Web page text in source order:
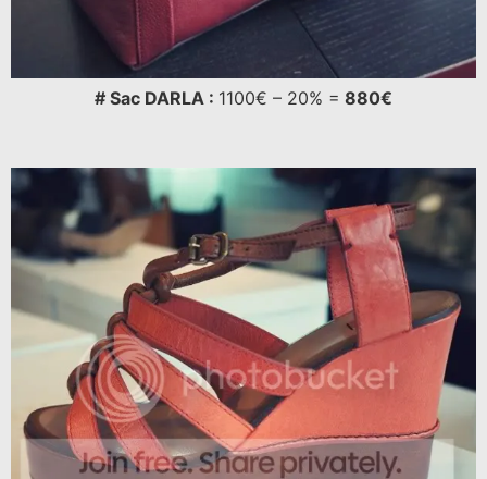
# Sac DARLA : 1100€ – 20% = 880€